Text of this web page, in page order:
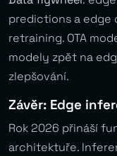
predictions a edge
retraining. OTA
modely zpět na
zlepšování.
Závěr: Edge
Rok 2026 přináší
architektuře.